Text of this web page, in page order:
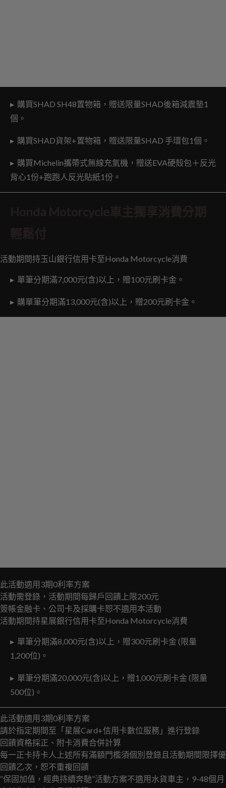
▸ 購買SHAD SH48置物箱，贈送限量SHAD後箱減震墊1
個。
▸ 購買SHAD貨架+置物箱，贈送限量SHAD 手環包1個。
▸ 購買Michelin攜帶式無線充氣機，贈送EVA硬殼包＋反光
背心1份+跑跑人反光貼紙1份。
活動期間持玉山銀行信用卡至Honda Motorcycle消費
▸ 單筆分期滿7,000元(含)以上，贈100元刷卡金。
▸ 購單筆分期滿13,000元(含)以上，贈200元刷卡金。
此活動適用3期0利率方案
活動需登錄，活動期間每歸戶回饋上限200元
簽帳金融卡、公司卡及採購卡恕不適用本活動
活動期間持星展銀行信用卡至Honda Motorcycle消費
▸ 單筆分期滿8,000元(含)以上，贈300元刷卡金 (限量
1,200位)。
▸ 單筆分期滿20,000元(含)以上，贈1,000元刷卡金 (限量
500位)。
此活動適用3期0利率方案
請於指定期間至「星展Card+信用卡數位服務」進行登錄
回饋資格採正、附卡消費合併計算
每一正卡持卡人上述所有滿額門檻須個別登錄且活動期間限擇優
回饋乙次，恕不重複回饋
“保固加值，經典持續奔馳”活動方案不適用水貨車主，9-48個月